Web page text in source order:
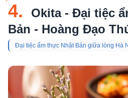
4.
Okita - Đại tiệc
Bản - Hoàng Đạo
Đại tiệc ẩm thực Nhật Bản giữa lòng Hà